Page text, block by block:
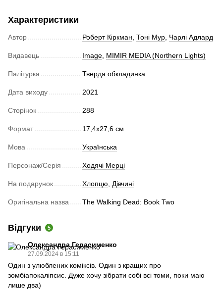
Характеристики
Автор Роберт Кіркман, Тоні Мур, Чарлі Адлард
Видавець Image, MIMIR MEDIA (Northern Lights)
Палітурка Тверда обкладинка
Дата виходу 2021
Сторінок 288
Формат 17,4х27,6 см
Мова Українська
Персонаж/Серія Ходячі Мерці
На подарунок Хлопцю, Дівчині
Оригінальна назва The Walking Dead: Book Two
Відгуки 5
Олександра Герасименко
27.09.2024 в 15:11
Один з улюблених коміксів. Один з кращих про
зомбіапокаліпсис. Дуже хочу зібрати собі всі томи, поки маю
лише два)